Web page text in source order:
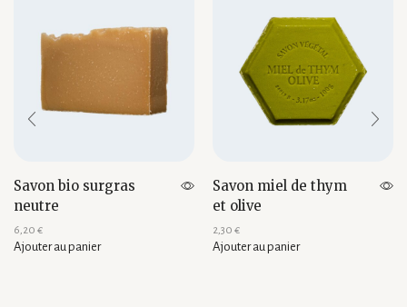
Savon bio surgras
neutre
6,20 €
Ajouter au panier
Savon miel de thym
et olive
2,30 €
Ajouter au panier